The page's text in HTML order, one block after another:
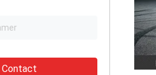
Contact